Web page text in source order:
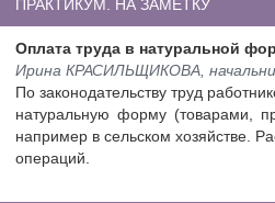
ПРАКТИКУМ. НА ЗАМЕТКУ
Оплата труда в натуральной
Ирина КРАСИЛЬЩИКОВА,
По законодательству труд
натуральную форму (товарами,
например в сельском хозяйстве.
операций.